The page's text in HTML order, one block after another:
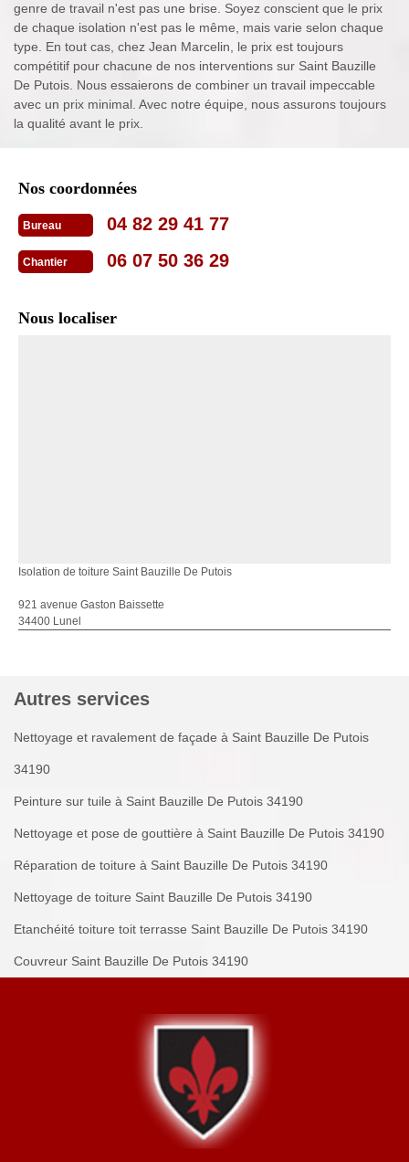
genre de travail n'est pas une brise. Soyez conscient que le prix
de chaque isolation n'est pas le même, mais varie selon chaque
type. En tout cas, chez Jean Marcelin, le prix est toujours
compétitif pour chacune de nos interventions sur Saint Bauzille
De Putois. Nous essaierons de combiner un travail impeccable
avec un prix minimal. Avec notre équipe, nous assurons toujours
la qualité avant le prix.
Nos coordonnées
Bureau 04 82 29 41 77
Chantier 06 07 50 36 29
Nous localiser
Isolation de toiture Saint Bauzille De Putois
921 avenue Gaston Baissette
34400 Lunel
Autres services
Nettoyage et ravalement de façade à Saint Bauzille De Putois
34190
Peinture sur tuile à Saint Bauzille De Putois 34190
Nettoyage et pose de gouttière à Saint Bauzille De Putois 34190
Réparation de toiture à Saint Bauzille De Putois 34190
Nettoyage de toiture Saint Bauzille De Putois 34190
Etanchéité toiture toit terrasse Saint Bauzille De Putois 34190
Couvreur Saint Bauzille De Putois 34190